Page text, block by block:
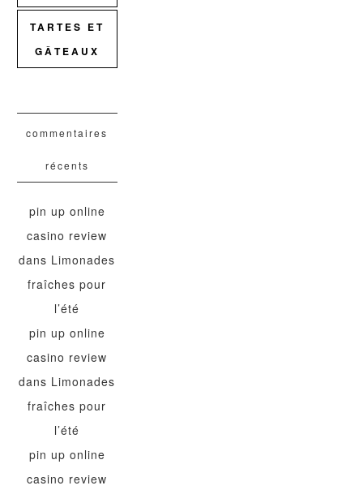
TARTES ET
GÂTEAUX
commentaires
récents
pin up online
casino review
dans Limonades
fraîches pour
l’été
pin up online
casino review
dans Limonades
fraîches pour
l’été
pin up online
casino review